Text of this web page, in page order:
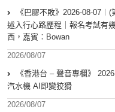
《巴膠不敗》2026-08-
述入行心路歷程｜報名考試有
西，嘉賓︰Bowan
2026/08/07
《香港台 – 聲音專欄》
汽水機 AI即變狡猾
2026/08/07